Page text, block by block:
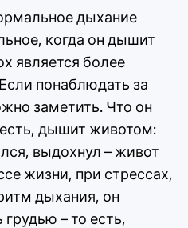
дыхание
когда он дышит
является более
понаблюдать за
заметить. Что он
дышит животом:
выдохнул – живот
жизни, при стрессах,
дыхания, он
– то есть,